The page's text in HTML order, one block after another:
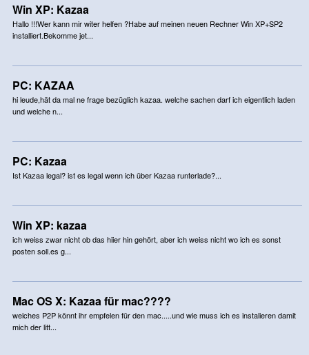
Win XP: Kazaa
Hallo !!!Wer kann mir witer helfen ?Habe auf meinen neuen Rechner Win XP+SP2
installiert.Bekomme jet...
PC: KAZAA
hi leude,hät da mal ne frage bezüglich kazaa. welche sachen darf ich eigentlich laden
und welche n...
PC: Kazaa
Ist Kazaa legal? ist es legal wenn ich über Kazaa runterlade?...
Win XP: kazaa
ich weiss zwar nicht ob das hiier hin gehört, aber ich weiss nicht wo ich es sonst
posten soll.es g...
Mac OS X: Kazaa für mac????
welches P2P könnt ihr empfelen für den mac.....und wie muss ich es instalieren damit
mich der litt...